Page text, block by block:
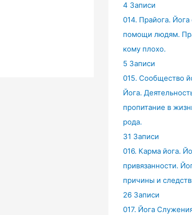
4 Записи
014. Прайога.
помощи людям.
кому плохо.
5 Записи
015. Сообщество
Йога.
пропитание в
рода.
31 Записи
016. Карма йога.
привязанности.
причины и
26 Записи
017. Йога